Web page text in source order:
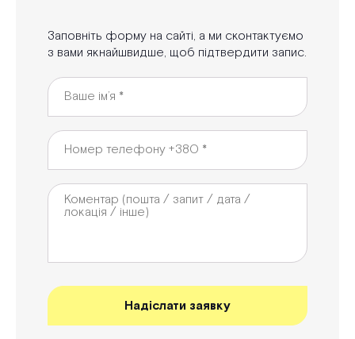
Заповніть форму на сайті, а ми сконтактуємо
з вами якнайшвидше, щоб підтвердити запис.